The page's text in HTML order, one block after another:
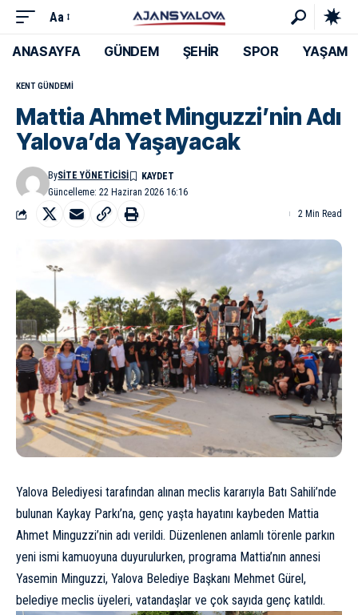
Aa
ANASAYFA GÜNDEM ŞEHİR SPOR YAŞAM
KENT GÜNDEMI
Mattia Ahmet Minguzzi’nin Adı
Yalova’da Yaşayacak
Güncelleme: 22 Haziran 2026 16:16
BySITE YÖNETICISI
2 Min Read
Yalova Belediyesi tarafından alınan meclis kararıyla Batı Sahili’nde
bulunan Kaykay Parkı’na, genç yaşta hayatını kaybeden Mattia
Ahmet Minguzzi’nin adı verildi. Düzenlenen anlamlı törenle parkın
yeni ismi kamuoyuna duyurulurken, programa Mattia’nın annesi
Yasemin Minguzzi, Yalova Belediye Başkanı Mehmet Gürel,
belediye meclis üyeleri, vatandaşlar ve çok sayıda genç katıldı.